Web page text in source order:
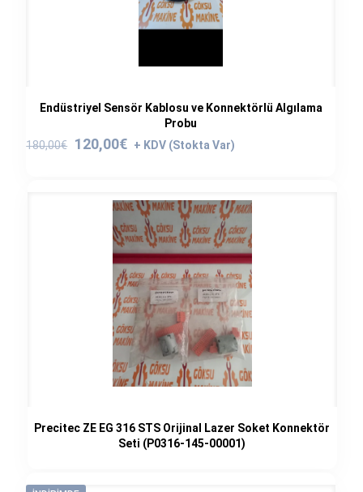
Endüstriyel Sensör Kablosu ve Konnektörlü Algılama
Probu
180,00€ Orijinal
120,00€
120,00€.
Precitec ZE EG 316 STS Orijinal Lazer Soket Konnektör
Seti (P0316-145-00001)